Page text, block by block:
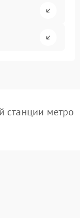
станции метро